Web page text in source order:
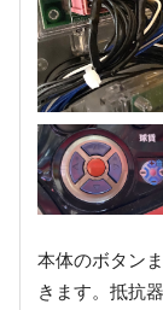
本体のボタン
きます。抵抗